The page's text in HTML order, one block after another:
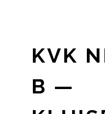
KVK
B —